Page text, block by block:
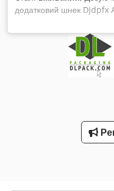
додатковий шнек Djdpfx
нержавіючої сталі
бункера 800 мм x 700 мм
оголошення VMA